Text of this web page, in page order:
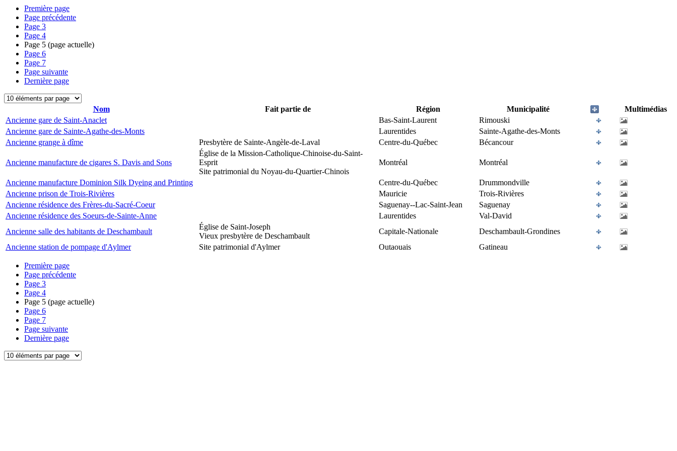
Première page
Page précédente
Page 3
Page 4
Page 5 (page actuelle)
Page 6
Page 7
Page suivante
Dernière page
Nom Fait partie de Région Municipalité
Multimédias
Ancienne gare de Saint-Anaclet
Bas-Saint-Laurent
Rimouski
Ancienne gare de Sainte-Agathe-des-Monts
Laurentides
Sainte-Agathe-des-Monts
Ancienne grange à dîme
Presbytère de Sainte-Angèle-de-Laval Centre-du-Québec Bécancour
Ancienne manufacture de cigares S. Davis and Sons
Église de la Mission-Catholique-Chinoise-du-Saint-
Esprit
Site patrimonial du Noyau-du-Quartier-Chinois
Montréal Montréal
Ancienne manufacture Dominion Silk Dyeing and Printing Centre-du-Québec
Drummondville
Ancienne prison de Trois-Rivières
Mauricie
Trois-Rivières
Ancienne résidence des Frères-du-Sacré-Coeur
Saguenay--Lac-Saint-Jean
Saguenay
Ancienne résidence des Soeurs-de-Sainte-Anne
Laurentides
Val-David
Ancienne salle des habitants de Deschambault
Église de Saint-Joseph
Vieux presbytère de Deschambault
Capitale-Nationale
Deschambault-Grondines
Ancienne station de pompage d'Aylmer
Site patrimonial d'Aylmer Outaouais Gatineau
Première page
Page précédente
Page 3
Page 4
Page 5 (page actuelle)
Page 6
Page 7
Page suivante
Dernière page